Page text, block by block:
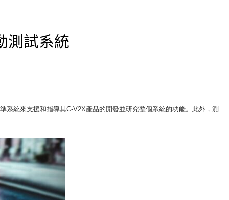
測試系統
系統來支援和指導其C-V2X產品的開發並研究整個系統的功能。此外，測